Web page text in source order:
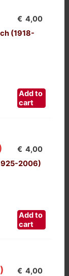
(1918-
€ 4,00
Add to
cart
2006)
€ 4,00
Add to
cart
€ 4,00